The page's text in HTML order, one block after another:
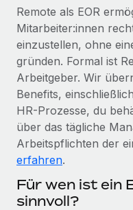
Geräteverwaltung
Globale
Geräten
Gründung von
Schnelle,
Niederlassungen
Mobilität und
Mühelose
Benefits
Mühelose
Mehr erfahren
Strategische
Reverse Tech
Management und
Reverse Tech auf einen
Wellness-Startup
Mehr erfahren
EOR und PEO
Contractor
Steuern
Den Blog erkunden
BLOG
Neues zu Remote-
Gusto und Zero
Remote als EOR
Mitarbeiter:innen
einzustellen, ohne
gründen. Formal ist
Arbeitgeber. Wir
Benefits,
HR-Prozesse, du
über das tägliche
Arbeitspflichten der
erfahren.
Für wen ist ein
sinnvoll?